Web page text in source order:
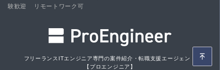
験歓迎
リモートワーク可
フリーランスITエンジニア専門の案件紹介・転職支援エージェント
【プロエンジニア】